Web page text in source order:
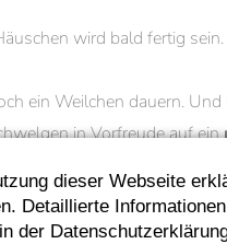
wird bald fertig sein.
ein Weilchen dauern.
in Vorfreude auf ein
dieser Webseite
Detaillierte
der